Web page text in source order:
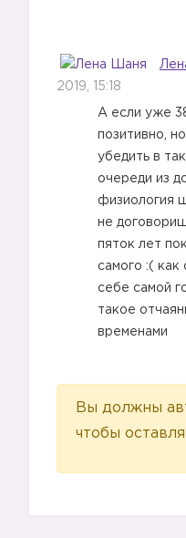
2019, 15:18
А если уже
позитивно,
убедить в
очереди из
физиология
не
пяток лет
самого :( как
себе самой
такое
временами
Вы должны
чтобы